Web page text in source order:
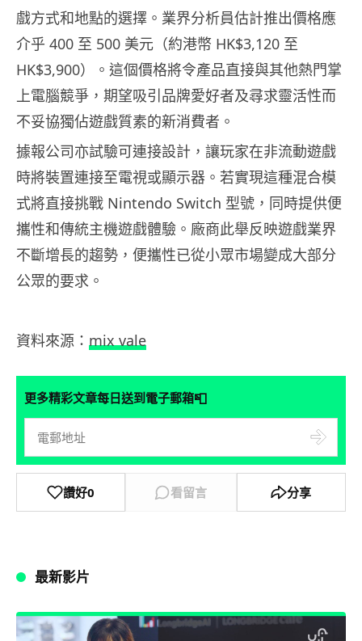
戲方式和地點的選擇。業界分析員估計推出價格應
介乎 400 至 500 美元（約港幣 HK$3,120 至
HK$3,900）。這個價格將令產品直接與其他熱門掌
上電腦競爭，期望吸引品牌愛好者及尋求靈活性而
不妥協獨佔遊戲質素的新消費者。
據報公司亦試驗可連接設計，讓玩家在非流動遊戲
時將裝置連接至電視或顯示器。若實現這種混合模
式將直接挑戰 Nintendo Switch 型號，同時提供便
攜性和傳統主機遊戲體驗。廠商此舉反映遊戲業界
不斷增長的趨勢，便攜性已從小眾市場變成大部分
公眾的要求。
資料來源： mix vale
更多精彩文章每日送到電子郵箱📮
讚好0 看留言 分享
最新影片